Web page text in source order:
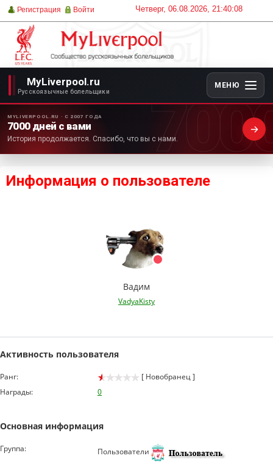
Четверг, 06.08.2026, 21:40:08
Регистрация Войти
MyLiverpool.ru
Русскоязычные болельщики
МЕНЮ
MYLIVERPOOL.RU · С 2007 ГОДА
7000 дней с вами
История продолжается. Спасибо, что вы с нами.
Информация о пользователе
Вадим
VadyaKisty
Активность пользователя
Ранг:
[ Новобранец ]
Награды:
0
Основная информация
Группа:
Пользователи